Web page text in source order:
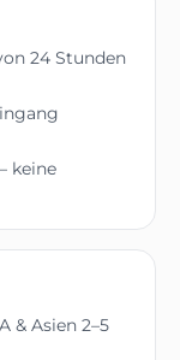
24 Stunden
keine
& Asien 2–5